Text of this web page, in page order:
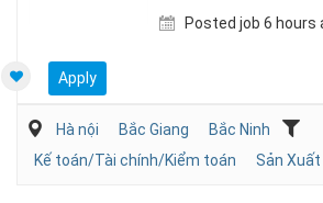
Posted job 6 hours
Apply
Hà nội Bắc Giang
Bắc Ninh
Kế toán/Tài chính/Kiểm toán
Sản Xuất